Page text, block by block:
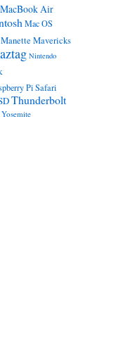
MacBook Air
Mac OS
Manette Mavericks
Nintendo
Pi Safari
Thunderbolt
Yosemite